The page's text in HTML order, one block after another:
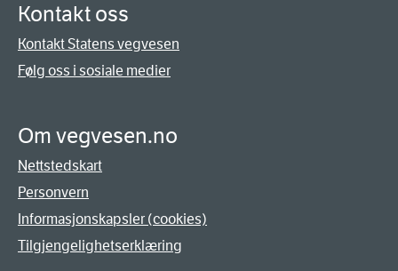
Kontakt oss
Kontakt Statens vegvesen
Følg oss i sosiale medier
Om vegvesen.no
Nettstedskart
Personvern
Informasjonskapsler (cookies)
Tilgjengelighetserklæring